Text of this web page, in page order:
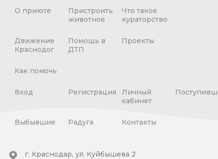
О приюте
Пристроить
животное
Что такое
кураторство
Движение
Краснодог
Помощь в
ДТП
Проекты
Как помочь
Вход Регистрация
Личный
кабинет
Выбывшие Радуга Контакты
г. Краснодар, ул. Куйбышева 2